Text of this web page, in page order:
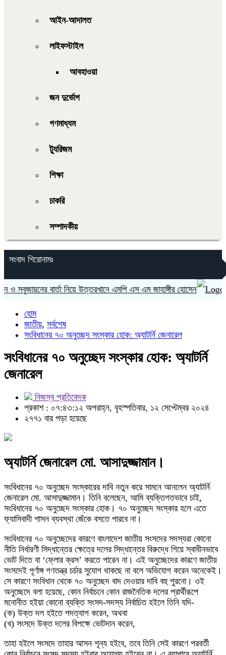
আইন-আদালত
লাইফস্টাইল
আবহাওয়া
জন দুর্ভোগ
গণমাধ্যম
ট্যুরিজম
শিক্ষা
চাকরি
সম্পাদকীয়
সংবাদ শিরোনামঃ
বার্তা নিয়ে উত্তরখানে এমপি এস এম জাহাঙ্গীর হোসেন ভারত
হোম
জাতীয়, সর্বশেষ
সংবিধানের ৭০ অনুচ্ছেদ সংস্কার হোক: অ্যাটর্নি জেনারেল
সংবিধানের ৭০ অনুচ্ছেদ সংস্কার হোক: অ্যাটর্নি
জেনারেল
নিজস্ব প্রতিবেদক
প্রকাশ : ০৭:৪৩:১২ অপরাহ্ন, বৃহস্পতিবার, ১২ সেপ্টেম্বর ২০২৪
২৭৭১ বার পড়া হয়েছে
অ্যাটর্নি জেনারেল মো. আসাদুজ্জামান।
সংবিধানের ৭০ অনুচ্ছেদ সংস্কারের দাবি নতুন করে সামনে আনলেন অ্যাটর্নি
জেনারেল মো. আসাদুজ্জামান। তিনি বলেছেন, আমি ব্যক্তিগতভাবে চাই,
সংবিধানের ৭০ অনুচ্ছেদ সংস্কার হোক। ৭০ অনুচ্ছেদ সংস্কার হলে এতে
ফ্যাসিবাদী শাসন ব্যবস্থা জেঁকে বসতে পারবে না।
সংবিধানের ৭০ অনুচ্ছেদের কারণে বাংলাদেশ জাতীয় সংসদের সদস্যরা কোনো
নীতি নির্ধারণী সিদ্ধান্তের ক্ষেত্রে দলের সিদ্ধান্তের বিরুদ্ধে গিয়ে স্বাধীনভাবে
ভোট দিতে বা ‘ফ্লোর ক্রস’ করতে পারেন না। এই অনুচ্ছেদের কারণে জাতীয়
সংসদেই পূর্ণাঙ্গ গণতন্ত্র চর্চার সুযোগ থাকছে না বলে অভিযোগ করেন অনেকেই।
সে কারণে সংবিধান থেকে ৭০ অনুচ্ছেদ বাদ দেওয়ার দাবি বহু পুরনো। ওই
অনুচ্ছেদে বলা হয়েছে, কোন নির্বাচনে কোন রাজনৈতিক দলের প্রার্থীরূপে
মনোনীত হইয়া কোনো ব্যক্তি সংসদ-সদস্য নির্বাচিত হইলে তিনি যদি-
(ক) উক্ত দল হইতে পদত্যাগ করেন, অথবা
(খ) সংসদে উক্ত দলের বিপক্ষে ভোটদান করেন,
তাহা হইলে সংসদে তাহার আসন শূন্য হইবে, তবে তিনি সেই কারণে পরবর্তী